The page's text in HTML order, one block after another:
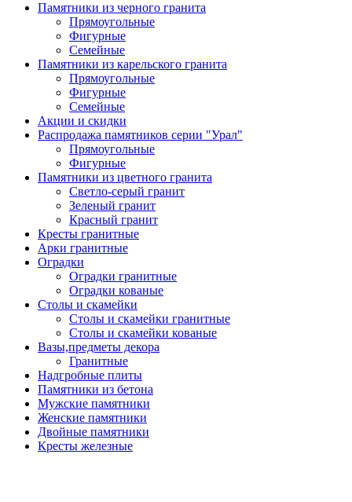
Памятники из черного гранита
Прямоугольные
Фигурные
Семейные
Памятники из карельского гранита
Прямоугольные
Фигурные
Семейные
Акции и скидки
Распродажа памятников серии "Урал"
Прямоугольные
Фигурные
Памятники из цветного гранита
Светло-серый гранит
Зеленый гранит
Красный гранит
Кресты гранитные
Арки гранитные
Оградки
Оградки гранитные
Оградки кованые
Столы и скамейки
Столы и скамейки гранитные
Столы и скамейки кованые
Вазы,предметы декора
Гранитные
Надгробные плиты
Памятники из бетона
Мужские памятники
Женские памятники
Двойные памятники
Кресты железные